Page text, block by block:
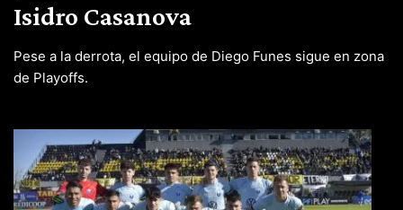
Isidro Casanova
Pese a la derrota, el equipo de Diego Funes sigue en zona
de Playoffs.